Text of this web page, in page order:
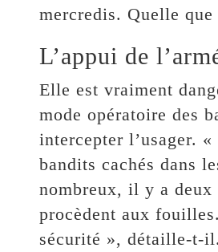
mercredis. Quelle
L’appui de
Elle est vraiment
mode opératoire des
intercepter l’usager.
bandits cachés dans
nombreux, il y a deux
procèdent aux
sécurité », détaille-t-il.